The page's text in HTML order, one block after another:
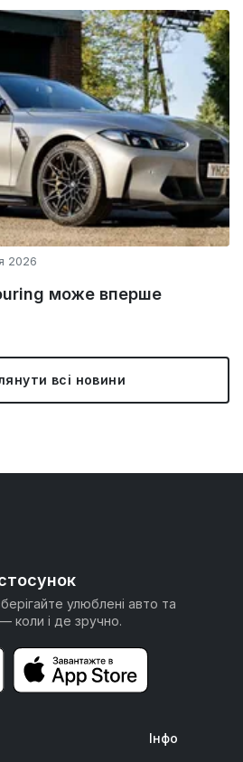
2026
може вперше
всі новини
улюблені авто та
коли і де зручно.
Інфо